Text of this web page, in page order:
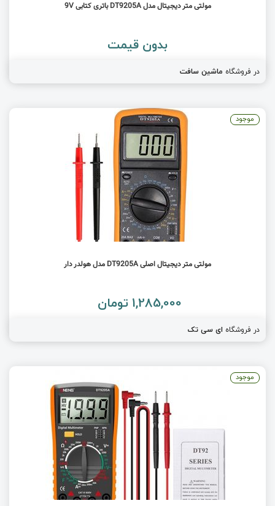
مولتی متر دیجیتال مدل DT9205A باتری کتابی 9V
بدون قیمت
در فروشگاه ماشین سافت
مولتی متر دیجیتال اصلی DT9205A مدل هولدر دار
1,285,000 تومان
در فروشگاه ای سی تک
موجود
موجود